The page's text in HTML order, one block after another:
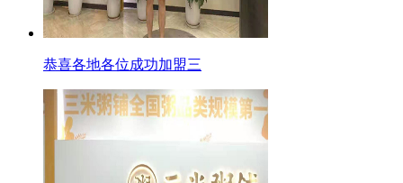
恭喜各地各位成功加盟三